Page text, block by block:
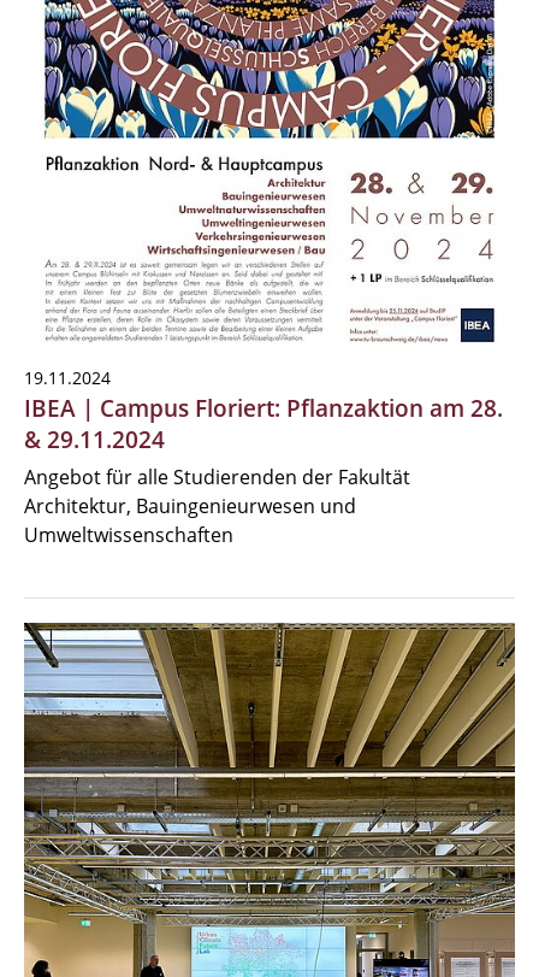
19.11.2024
IBEA | Campus Floriert: Pflanzaktion am 28.
& 29.11.2024
Angebot für alle Studierenden der Fakultät
Architektur, Bauingenieurwesen und
Umweltwissenschaften